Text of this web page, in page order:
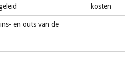
kosten
en outs van de